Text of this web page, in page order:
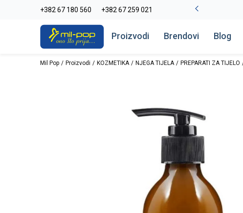
+382 67 180 560 +382 67 259 021
La Plage peškiri do -30% Pogledaj više
Proizvodi Brendovi Blog
Mil Pop Proizvodi KOZMETIKA NJEGA TIJELA PREPARATI ZA TIJELO